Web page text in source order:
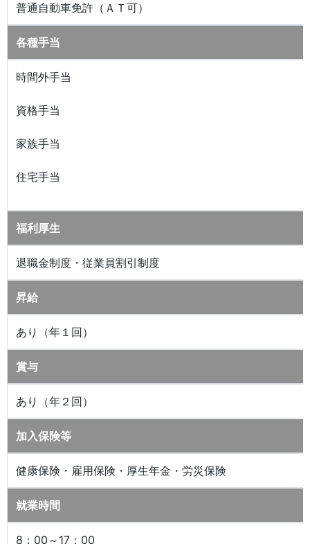
普通自動車免許（ＡＴ可）
各種手当
時間外手当
資格手当
家族手当
住宅手当
福利厚生
退職金制度・従業員割引制度
昇給
あり（年１回）
賞与
あり（年２回）
加入保険等
健康保険・雇用保険・厚生年金・労災保険
就業時間
8：00～17：00